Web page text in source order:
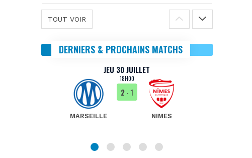
TOUT VOIR
DERNIERS & PROCHAINS MATCHS
JEU 30 JUILLET
18H00
MARSEILLE
2- 1
NIMES